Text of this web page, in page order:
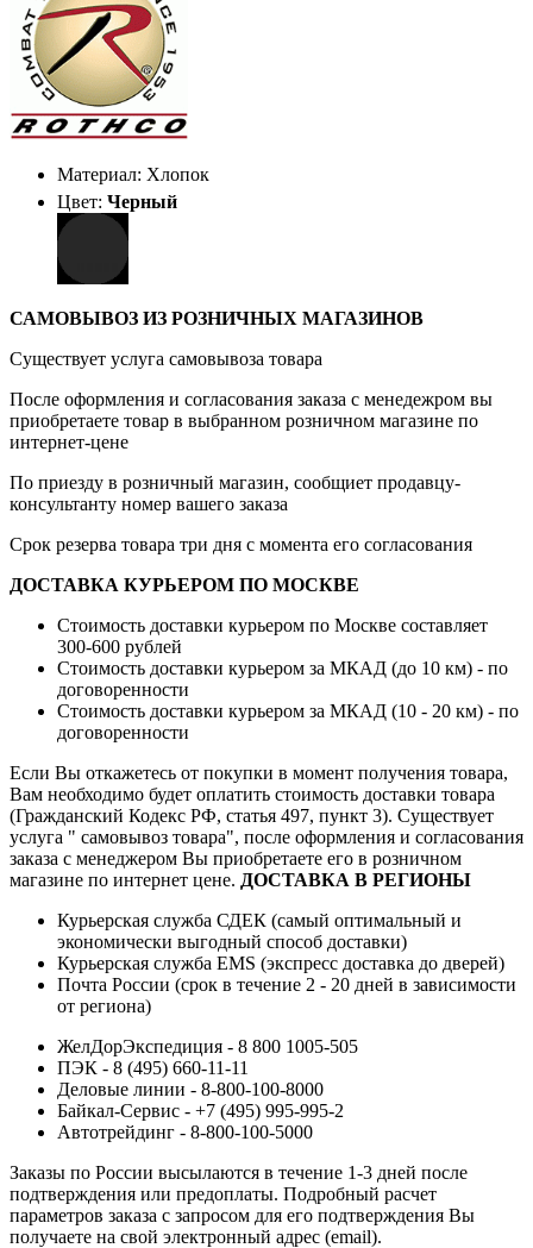
Материал: Хлопок
Цвет: Черный
САМОВЫВОЗ ИЗ РОЗНИЧНЫХ МАГАЗИНОВ
Существует услуга самовывоза товара
После оформления и согласования заказа с менедежром вы
приобретаете товар в выбранном розничном магазине по
интернет-цене
По приезду в розничный магазин, сообщиет продавцу-
консультанту номер вашего заказа
Срок резерва товара три дня с момента его согласования
ДОСТАВКА КУРЬЕРОМ ПО МОСКВЕ
Стоимость доставки курьером по Москве составляет
300-600 рублей
Стоимость доставки курьером за МКАД (до 10 км) - по
договоренности
Стоимость доставки курьером за МКАД (10 - 20 км) - по
договоренности
Если Вы откажетесь от покупки в момент получения товара,
Вам необходимо будет оплатить стоимость доставки товара
(Гражданский Кодекс РФ, статья 497, пункт 3). Существует
услуга " самовывоз товара", после оформления и согласования
заказа с менеджером Вы приобретаете его в розничном
магазине по интернет цене. ДОСТАВКА В РЕГИОНЫ
Курьерская служба СДЕК (самый оптимальный и
экономически выгодный способ доставки)
Курьерская служба EMS (экспресс доставка до дверей)
Почта России (срок в течение 2 - 20 дней в зависимости
от региона)
ЖелДорЭкспедиция - 8 800 1005-505
ПЭК - 8 (495) 660-11-11
Деловые линии - 8-800-100-8000
Байкал-Сервис - +7 (495) 995-995-2
Автотрейдинг - 8-800-100-5000
Заказы по России высылаются в течение 1-3 дней после
подтверждения или предоплаты. Подробный расчет
параметров заказа с запросом для его подтверждения Вы
получаете на свой электронный адрес (email).